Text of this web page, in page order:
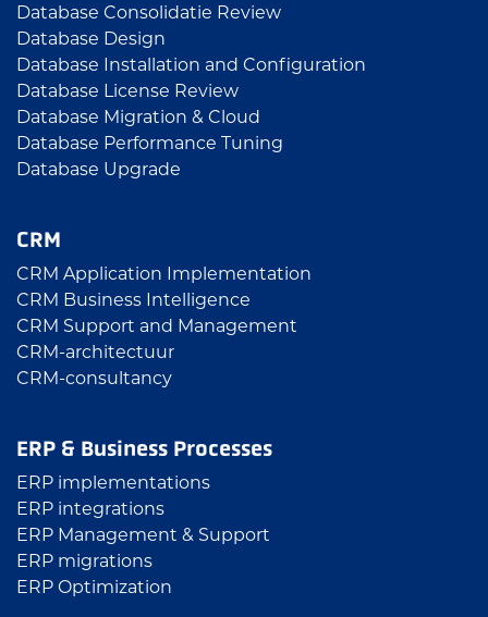
Database Consolidatie Review
Database Design
Database Installation and Configuration
Database License Review
Database Migration & Cloud
Database Performance Tuning
Database Upgrade
CRM
CRM Application Implementation
CRM Business Intelligence
CRM Support and Management
CRM-architectuur
CRM-consultancy
ERP & Business Processes
ERP implementations
ERP integrations
ERP Management & Support
ERP migrations
ERP Optimization